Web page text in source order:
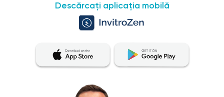
Descărcați aplicația mobilă